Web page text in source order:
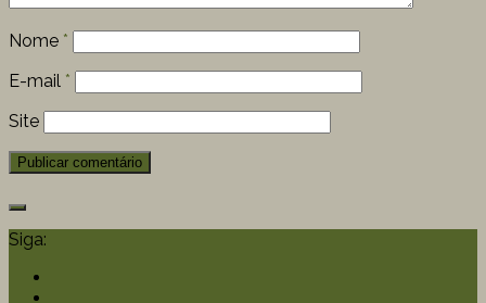
Nome *
E-mail *
Site
Siga: